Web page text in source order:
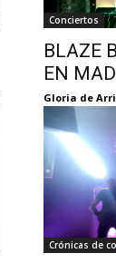
Conciertos
BLAZE
EN
Gloria de
Crónicas de